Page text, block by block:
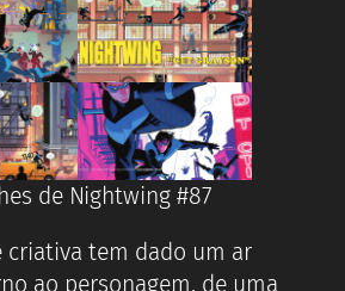
de Nightwing #87
criativa tem dado um ar
ao personagem, de uma